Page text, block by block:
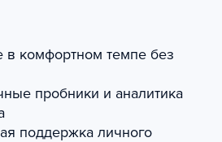
в комфортном темпе без
пробники и аналитика
поддержка личного